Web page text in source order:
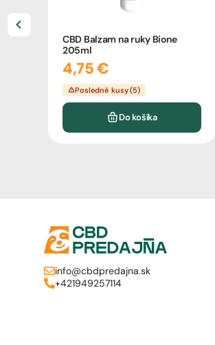
CBD Balzam na ruky Bione
205ml
4,75 €
Posledné kusy (5)
Do košíka
info@cbdpredajna.sk
+421949257114